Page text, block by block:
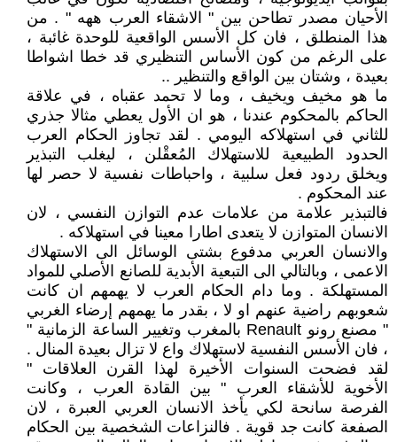
الأحيان مصدر تطاحن بين " الاشقاء العرب ههه " . من
هذا المنطلق ، فان كل الأسس الواقعية للوحدة غائبة ،
على الرغم من كون الأساس التنظيري قد خطا اشواطا
بعيدة ، وشتان بين الواقع والتنظير ..
ما هو مخيف ويخيف ، وما لا تحمد عقباه ، في علاقة
الحاكم بالمحكوم عندنا ، هو ان الأول يعطي مثالا جذري
للثاني في استهلاكه اليومي . لقد تجاوز الحكام العرب
الحدود الطبيعية للاستهلاك المُعقْلن ، ليغلب التبذير
ويخلق ردود فعل سلبية ، واحباطات نفسية لا حصر لها
عند المحكوم .
فالتبذير علامة من علامات عدم التوازن النفسي ، لان
الانسان المتوازن لا يتعدى اطارا معينا في استهلاكه .
والانسان العربي مدفوع بشتى الوسائل الى الاستهلاك
الاعمى ، وبالتالي الى التبعية الأبدية للصانع الأصلي للمواد
المستهلكة . وما دام الحكام العرب لا يهمهم ان كانت
شعوبهم راضية عنهم او لا ، بقدر ما يهمهم إرضاء الغربي
" مصنع رونو Renault بالمغرب وتغيير الساعة الزمانية "
، فان الأسس النفسية لاستهلاك واع لا تزال بعيدة المنال .
لقد فضحت السنوات الأخيرة لهذا القرن العلاقات "
الأخوية للأشقاء العرب " بين القادة العرب ، وكانت
الفرصة سانحة لكي يأخذ الانسان العربي العبرة ، لان
الصفعة كانت جد قوية . فالنزاعات الشخصية بين الحكام